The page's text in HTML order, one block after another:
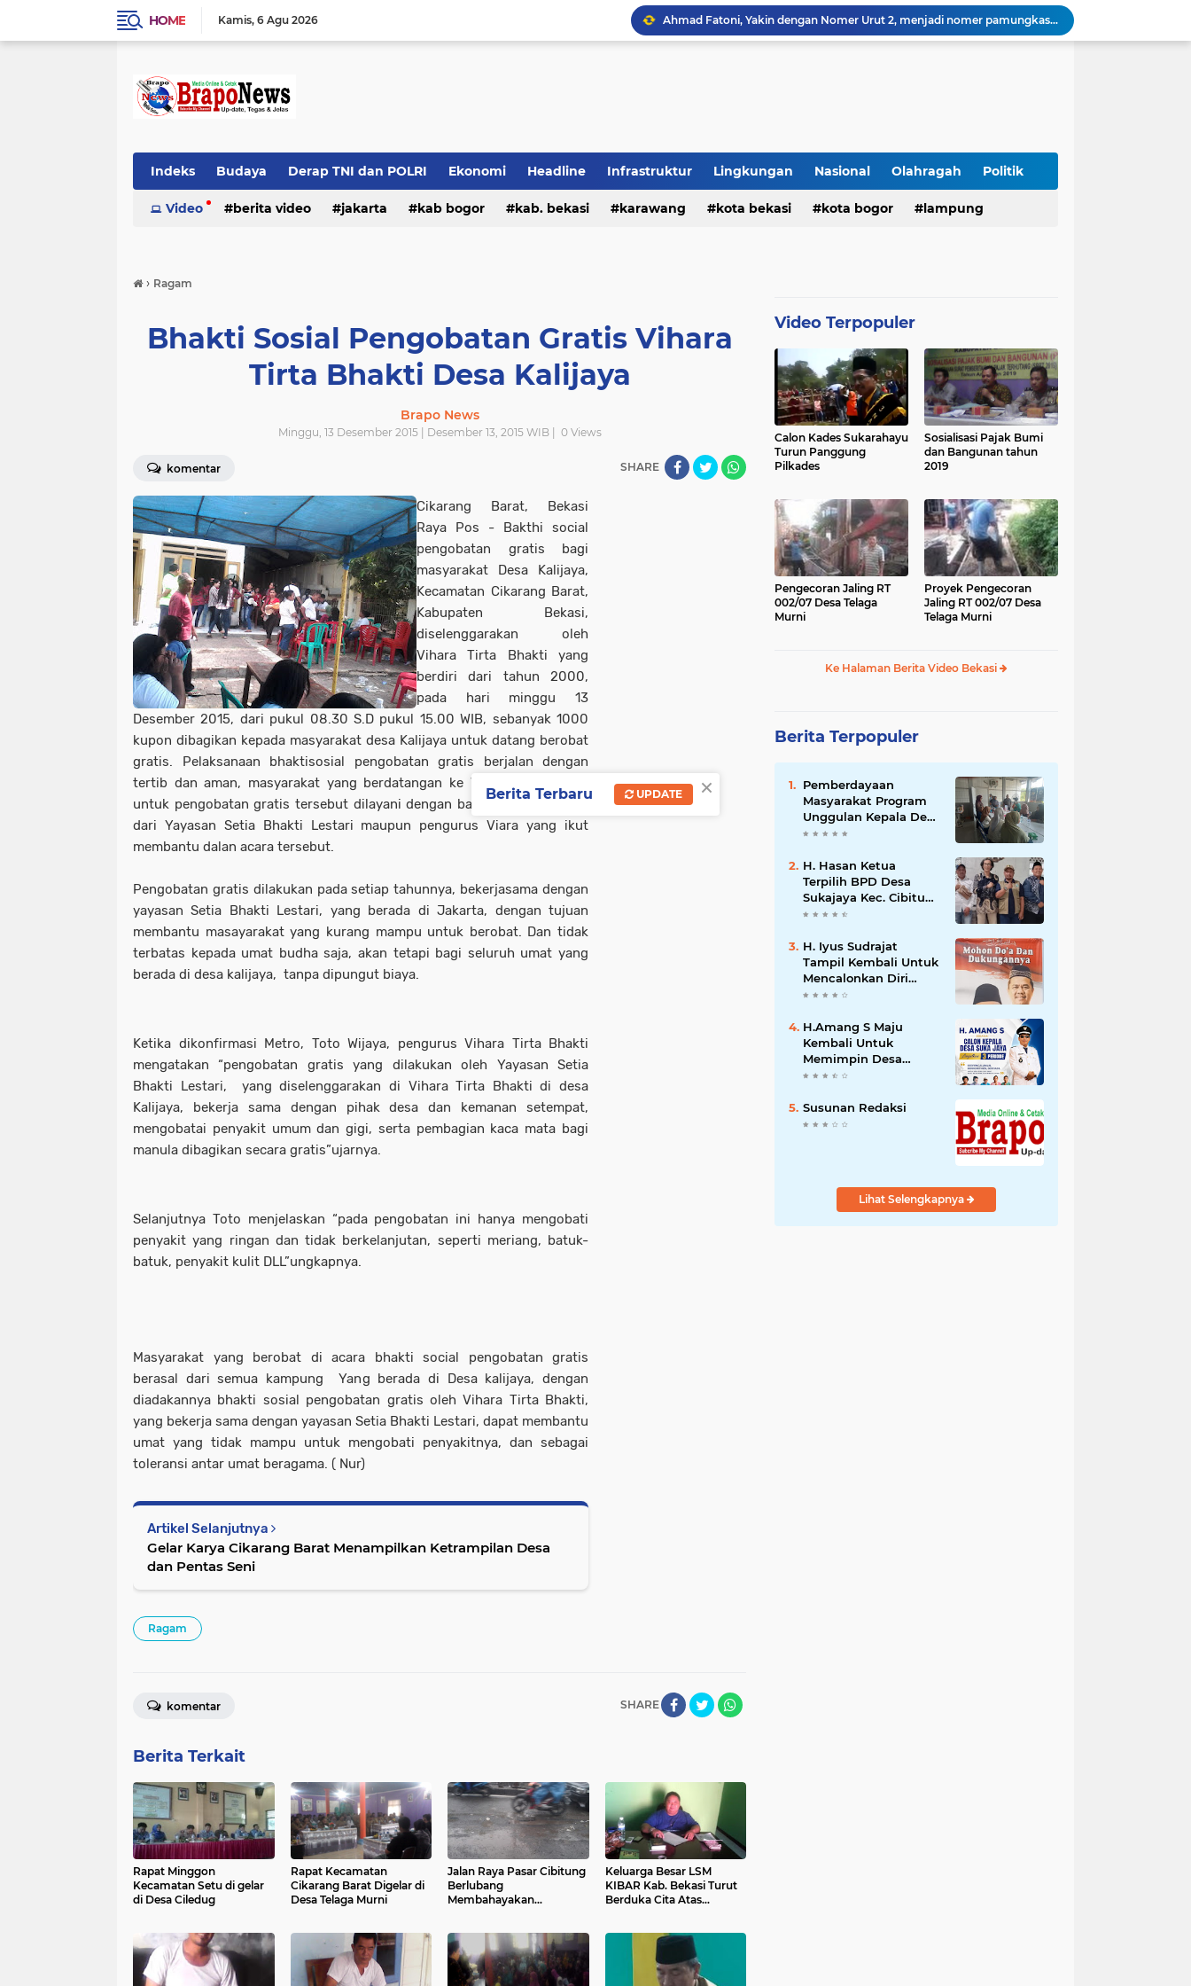
HOME Kamis 6 Agu 2026
Ahmad Fatoni, Yakin dengan Nomer Urut 2, menjadi nomer pamungkas untuk Pemilihan Anggota BPD Desa Muktiwari
Samsat Kabupaten Bekasi Dengan Tampilan Baru Siap Tingkatkan Pelayanan Kepada Masyarakat
H.Amang S Maju Kembali Untuk Memimpin Desa Sukajaya 2026 – 2034
Indeks Budaya Derap TNI dan POLRI Ekonomi Headline Infrastruktur Lingkungan Nasional Olahragah Politik
Top News
Video berita video jakarta kab bogor kab. bekasi karawang kota bekasi kota bogor lampung
› Ragam
Bhakti Sosial Pengobatan Gratis Vihara
Tirta Bhakti Desa Kalijaya
Brapo News
Minggu, 13 Desember 2015 | Desember 13, 2015 WIB | 0Views
komentar SHARE
Cikarang Barat, Bekasi
Raya Pos - Bakthi social
pengobatan gratis bagi
masyarakat Desa Kalijaya,
Kecamatan Cikarang Barat,
Kabupaten Bekasi,
diselenggarakan oleh
Vihara Tirta Bhakti yang
berdiri dari tahun 2000,
pada hari minggu 13
Desember 2015, dari pukul 08.30 S.D pukul 15.00 WIB, sebanyak 1000
kupon dibagikan kepada masyarakat desa Kalijaya untuk datang berobat
gratis. Pelaksanaan bhaktisosial pengobatan gratis berjalan dengan
tertib dan aman, masyarakat yang berdatangan ke Viara Tirta Bhakti,
untuk pengobatan gratis tersebut dilayani dengan baik oleh Tim dokter
dari Yayasan Setia Bhakti Lestari maupun pengurus Viara yang ikut
membantu dalan acara tersebut.
Pengobatan gratis dilakukan pada setiap tahunnya, bekerjasama dengan
yayasan Setia Bhakti Lestari, yang berada di Jakarta, dengan tujuan
membantu masayarakat yang kurang mampu untuk berobat. Dan tidak
terbatas kepada umat budha saja, akan tetapi bagi seluruh umat yang
berada di desa kalijaya, tanpa dipungut biaya.
Ketika dikonfirmasi Metro, Toto Wijaya, pengurus Vihara Tirta Bhakti
mengatakan “pengobatan gratis yang dilakukan oleh Yayasan Setia
Bhakti Lestari, yang diselenggarakan di Vihara Tirta Bhakti di desa
Kalijaya, bekerja sama dengan pihak desa dan kemanan setempat,
mengobatai penyakit umum dan gigi, serta pembagian kaca mata bagi
manula dibagikan secara gratis”ujarnya.
Selanjutnya Toto menjelaskan “pada pengobatan ini hanya mengobati
penyakit yang ringan dan tidak berkelanjutan, seperti meriang, batuk-
batuk, penyakit kulit DLL”ungkapnya.
Masyarakat yang berobat di acara bhakti social pengobatan gratis
berasal dari semua kampung Yang berada di Desa kalijaya, dengan
diadakannya bhakti sosial pengobatan gratis oleh Vihara Tirta Bhakti,
yang bekerja sama dengan yayasan Setia Bhakti Lestari, dapat membantu
umat yang tidak mampu untuk mengobati penyakitnya, dan sebagai
toleransi antar umat beragama. ( Nur)
Artikel Selanjutnya
Gelar Karya Cikarang Barat Menampilkan Ketrampilan Desa
dan Pentas Seni
Ragam
SHARE
komentar
Berita Terkait
Rapat Minggon
Kecamatan Setu di gelar
di Desa Ciledug
Rapat Kecamatan
Cikarang Barat Digelar di
Desa Telaga Murni
Jalan Raya Pasar Cibitung
Berlubang
Membahayakan
Keluarga Besar LSM
KIBAR Kab. Bekasi Turut
Berduka Cita Atas
Video Terpopuler
Calon Kades Sukarahayu
Turun Panggung
Pilkades
Sosialisasi Pajak Bumi
dan Bangunan tahun
2019
Pengecoran Jaling RT
002/07 Desa Telaga
Murni
Proyek Pengecoran
Jaling RT 002/07 Desa
Telaga Murni
Ke Halaman Berita Video Bekasi
Berita Terpopuler
Pemberdayaan
Masyarakat Program
Unggulan Kepala Desa
Wanajaya Memberikan
Untuk Melanjutkan
Kepemimpinannya
H. Hasan Ketua
Terpilih BPD Desa
Sukajaya Kec. Cibitung
Kab.Bekasi Siap
Masyarakat
H. Iyus Sudrajat
Tampil Kembali Untuk
Mencalonkan Diri
Sebagai Kepala Desa
dari Warga Ujung
Kampung Hingga
Warga Perumahan
H.Amang S Maju
Kembali Untuk
Memimpin Desa
Sukajaya 2026 – 2034
Susunan Redaksi
Lihat Selengkapnya
×
Berita Terbaru UPDATE